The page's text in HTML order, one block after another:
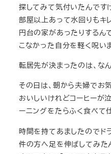
探してみて気付いたんです
部屋以上あって水回りもキ
円台の家があったりするん
こなかった自分を軽く呪い
転居先が決まったのは、な
その日は、朝から夫婦でお
おいしいけれどコーヒーが
ーニングをたらふく食べて
時間を持てあましたのでド
件の方へ足を伸ばしてみた